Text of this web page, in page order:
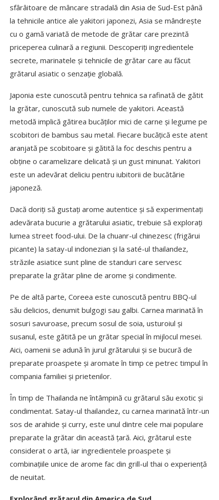
sfârâitoare de mâncare stradală din Asia de Sud-Est până
la tehnicile antice ale yakitori japonezi, Asia se mândrește
cu o gamă variată de metode de grătar care prezintă
priceperea culinară a regiunii. Descoperiți ingredientele
secrete, marinatele și tehnicile de grătar care au făcut
grătarul asiatic o senzație globală.
Japonia este cunoscută pentru tehnica sa rafinată de gătit
la grătar, cunoscută sub numele de yakitori. Această
metodă implică gătirea bucăților mici de carne și legume pe
scobitori de bambus sau metal. Fiecare bucățică este atent
aranjată pe scobitoare și gătită la foc deschis pentru a
obține o caramelizare delicată și un gust minunat. Yakitori
este un adevărat deliciu pentru iubitorii de bucătărie
japoneză.
Dacă doriți să gustați arome autentice și să experimentați
adevărata bucurie a grătarului asiatic, trebuie să explorați
lumea street food-ului. De la chuanr-ul chinezesc (frigărui
picante) la satay-ul indonezian și la saté-ul thailandez,
străzile asiatice sunt pline de standuri care servesc
preparate la grătar pline de arome și condimente.
Pe de altă parte, Coreea este cunoscută pentru BBQ-ul
său delicios, denumit bulgogi sau galbi. Carnea marinată în
sosuri savuroase, precum sosul de soia, usturoiul și
susanul, este gătită pe un grătar special în mijlocul mesei.
Aici, oamenii se adună în jurul grătarului și se bucură de
preparate proaspete și aromate în timp ce petrec timpul în
compania familiei și prietenilor.
În timp de Thailanda ne întâmpină cu grătarul său exotic și
condimentat. Satay-ul thailandez, cu carnea marinată într-un
sos de arahide și curry, este unul dintre cele mai populare
preparate la grătar din această țară. Aici, grătarul este
considerat o artă, iar ingredientele proaspete și
combinațiile unice de arome fac din grill-ul thai o experiență
de neuitat.